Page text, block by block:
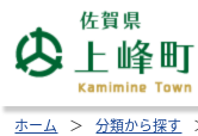
ホーム 分類から探す